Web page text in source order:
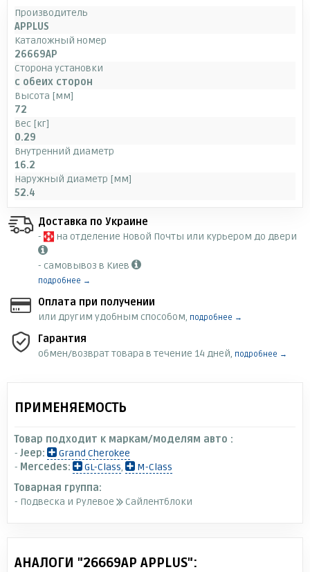
Производитель
APPLUS
Каталожный номер
26669AP
Сторона установки
с обеих сторон
Высота [мм]
72
Вес [кг]
0.29
Внутренний диаметр
16.2
Наружный диаметр [мм]
52.4
Доставка по Украине
-
на отделение Новой Почты или курьером до двери
- самовывоз в Киев
подробнее →
Оплата при получении
или другим удобным способом, подробнее →
Гарантия
обмен/возврат товара в течение 14 дней, подробнее →
ПРИМЕНЯЕМОСТЬ
Товар подходит к маркам/моделям авто :
- Jeep:
Grand Cherokee
- Mercedes: GL-Class,
M-Class
Товарная группа:
- Подвеска и Рулевое
Сайлентблоки
АНАЛОГИ "26669AP APPLUS":